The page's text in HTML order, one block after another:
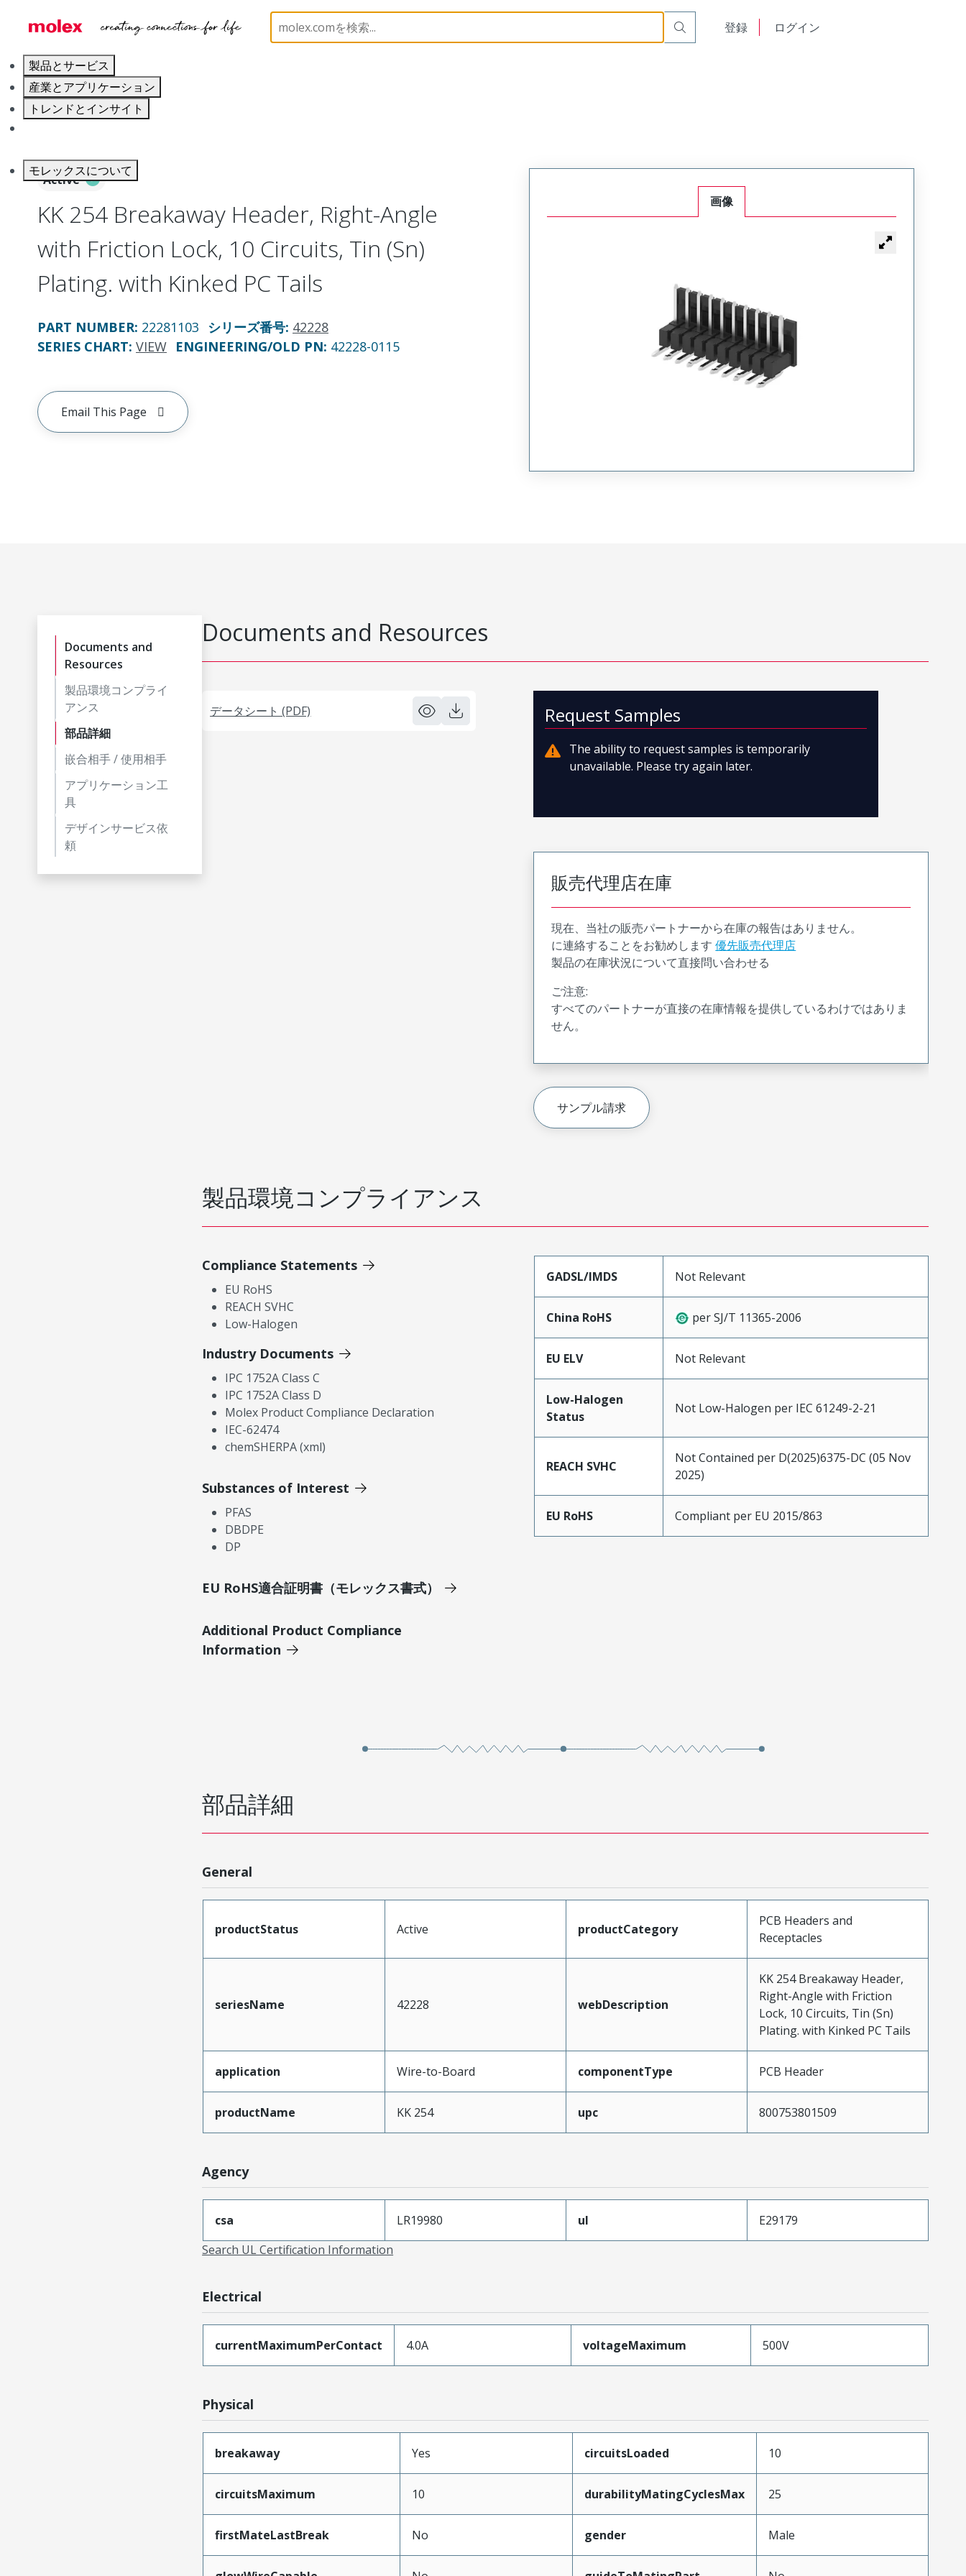
登録 ログイン
製品とサービス
産業とアプリケーション
トレンドとインサイト
モレックスについて
PCB / Wire Connectors PCB Headers and Receptacles 42228 22281103
Active
KK 254 Breakaway Header, Right-Angle
with Friction Lock, 10 Circuits, Tin (Sn)
Plating. with Kinked PC Tails
PART NUMBER: 22281103 シリーズ番号: 42228
SERIES CHART: VIEW ENGINEERING/OLD PN: 42228-0115
Email This Page
画像
Documents and
Resources
製品環境コンプライ
アンス
部品詳細
嵌合相手 / 使用相手
アプリケーション工
具
デザインサービス依
頼
Documents and Resources
データシート (PDF) Request Samples
The ability to request samples is temporarily
unavailable. Please try again later.
販売代理店在庫
現在、当社の販売パートナーから在庫の報告はありません。
に連絡することをお勧めします 優先販売代理店
製品の在庫状況について直接問い合わせる
ご注意:
すべてのパートナーが直接の在庫情報を提供しているわけではありま
せん。
サンプル請求
製品環境コンプライアンス
Compliance Statements
EU RoHS
REACH SVHC
Low-Halogen
Industry Documents
IPC 1752A Class C
IPC 1752A Class D
Molex Product Compliance Declaration
IEC-62474
chemSHERPA (xml)
Substances of Interest
PFAS
DBDPE
DP
EU RoHS適合証明書（モレックス書式）
Additional Product Compliance
Information
GADSL/IMDS Not Relevant
China RoHS per SJ/T 11365-2006
EU ELV Not Relevant
Low-Halogen
Status
Not Low-Halogen per IEC 61249-2-21
REACH SVHC
Not Contained per D(2025)6375-DC (05 Nov
2025)
EU RoHS Compliant per EU 2015/863
部品詳細
General
productStatus Active productCategory
PCB Headers and
Receptacles
seriesName 42228 webDescription
KK 254 Breakaway Header,
Right-Angle with Friction
Lock, 10 Circuits, Tin (Sn)
Plating. with Kinked PC Tails
application Wire-to-Board componentType PCB Header
productName KK 254 upc 800753801509
Agency
csa LR19980 ul
E29179
Search UL Certification Information
Electrical
currentMaximumPerContact 4.0A voltageMaximum 500V
Physical
breakaway Yes circuitsLoaded 10
circuitsMaximum 10 durabilityMatingCyclesMax 25
firstMateLastBreak No gender Male